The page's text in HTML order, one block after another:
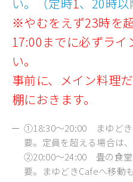
※やむをえず23時を
17:00までに必ずライ
い。
事前に、メイン料理
棚におきます。
①18:30～20:00 まゆど
要。定員を超える場合は
②20:00～24:00 畳の食
要。まゆどきCafeへ移動